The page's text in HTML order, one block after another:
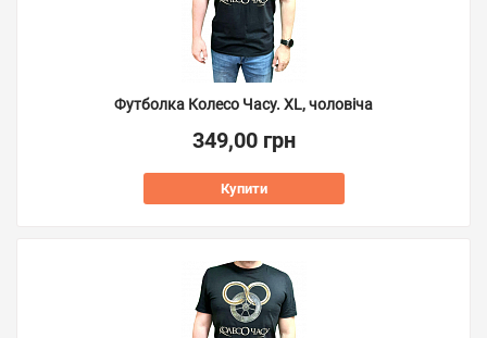
Футболка Колесо Часу. XL, чоловіча
349,00 грн
Купити